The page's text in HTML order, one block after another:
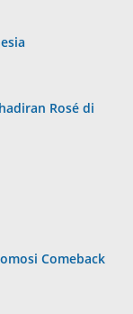
Rosé di
Comeback